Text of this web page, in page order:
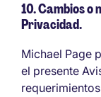
10. Cambios o
Privacidad.
Michael Page
el presente